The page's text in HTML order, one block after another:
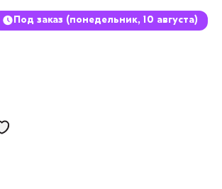
Под заказ (понедельник, 10 августа)